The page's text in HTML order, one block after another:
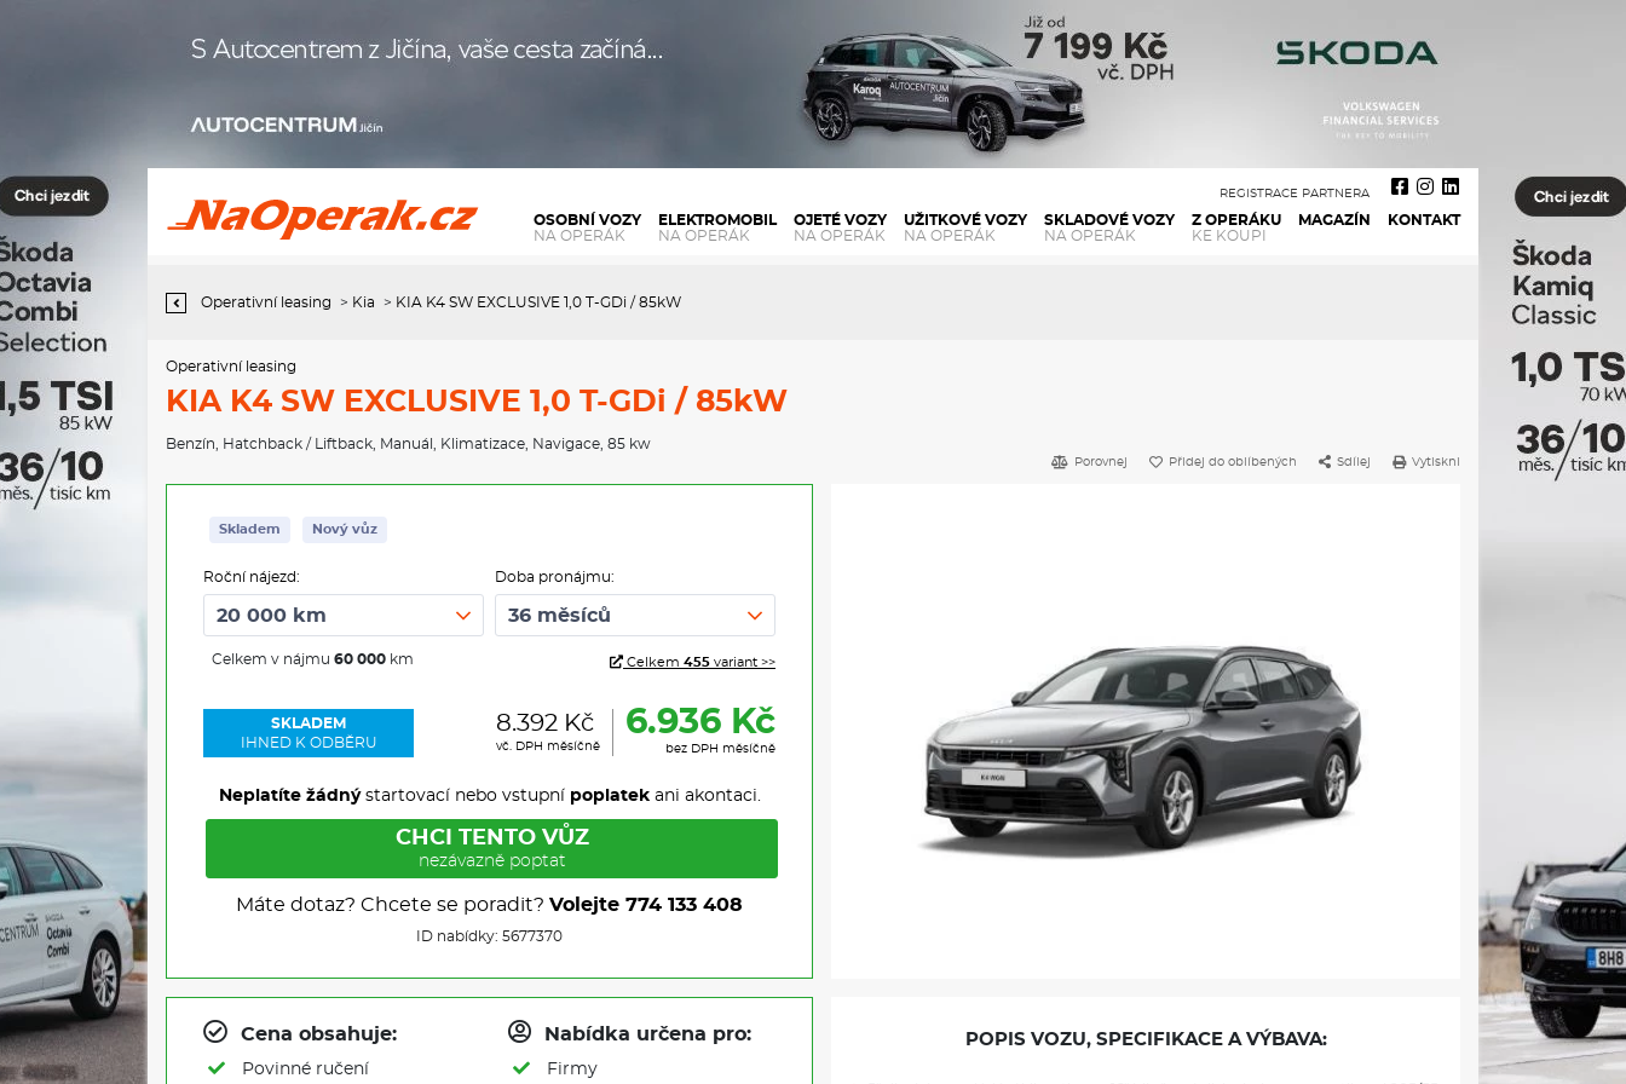
Operativní leasing KIA K4 SW EXCLUSIVE 1,0 T-GDi / 85kW
OSOBNÍ VOZY
NA OPERÁK
ELEKTROMOBIL
NA OPERÁK
OJETÉ VOZY
NA OPERÁK
UŽITKOVÉ VOZY
NA OPERÁK
SKLADOVÉ VOZY
NA OPERÁK
Z OPERÁKU
KE KOUPI
MAGAZÍN KONTAKT
REGISTRACE PARTNERA
Operativní leasing > Kia > KIA K4 SW EXCLUSIVE 1,0 T-GDi / 85kW
Operativní leasing
KIA K4 SW EXCLUSIVE 1,0 T-GDi / 85kW
Benzín Hatchback / Liftback Manuál Klimatizace Navigace , 85 kw
Porovnej Přidej do oblíbených Sdílej Vytiskni
Skladem Nový vůz
Roční nájezd:
Celkem v nájmu 60 000 km
Doba pronájmu:
Celkem 455 variant >>
SKLADEM
IHNED K ODBĚRU
8.392 Kč
vč. DPH měsíčně
6.936 Kč
bez DPH měsíčně
Neplatíte žádnýstartovací nebo vstupní poplatekani akontaci.
CHCI TENTO VŮZ
nezávazně poptat
Máte dotaz? Chcete se poradit? Volejte 774 133 408
ID nabídky: 5677370
Cena obsahuje:
Povinné ručení
Nabídka určena pro:
Firmy
POPIS VOZU, SPECIFIKACE A VÝBAVA: